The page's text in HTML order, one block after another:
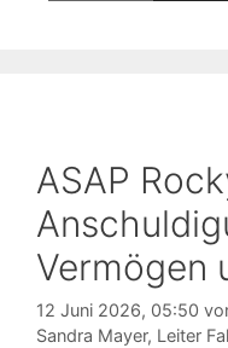
ASAP
Vermögen
12 Juni 2026, 05:50
Sandra Mayer, Leiter